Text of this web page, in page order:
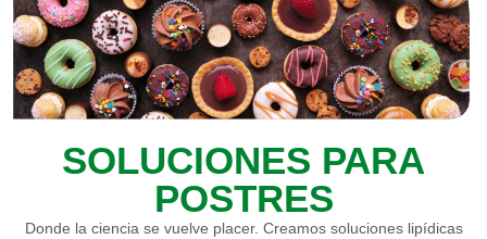
SOLUCIONES PARA
POSTRES
Donde la ciencia se vuelve placer. Creamos soluciones lipídicas